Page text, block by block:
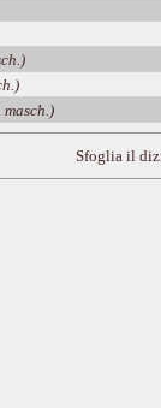
masch.)
Sfoglia il